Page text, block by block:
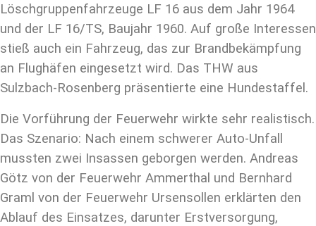
Löschgruppenfahrzeuge LF 16 aus dem Jahr 1964
und der LF 16/TS, Baujahr 1960. Auf große Interessen
stieß auch ein Fahrzeug, das zur Brandbekämpfung
an Flughäfen eingesetzt wird. Das THW aus
Sulzbach-Rosenberg präsentierte eine Hundestaffel.
Die Vorführung der Feuerwehr wirkte sehr realistisch.
Das Szenario: Nach einem schwerer Auto-Unfall
mussten zwei Insassen geborgen werden. Andreas
Götz von der Feuerwehr Ammerthal und Bernhard
Graml von der Feuerwehr Ursensollen erklärten den
Ablauf des Einsatzes, darunter Erstversorgung,